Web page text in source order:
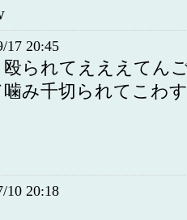
17 20:45
られてえええてん
み千切られてこわ
10 20:18